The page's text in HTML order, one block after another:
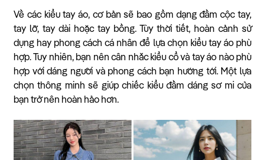
Về các kiểu tay áo, cơ bản sẽ bao gồm dạng đầm cộc tay,
tay lỡ, tay dài hoặc tay bồng. Tùy thời tiết, hoàn cảnh sử
dụng hay phong cách cá nhân để lựa chọn kiểu tay áo phù
hợp. Tuy nhiên, bạn nên cân nhắc kiểu cổ và tay áo nào phù
hợp với dáng người và phong cách bạn hướng tới. Một lựa
chọn thông minh sẽ giúp chiếc kiểu đầm dáng sơ mi của
bạn trở nên hoàn hảo hơn.